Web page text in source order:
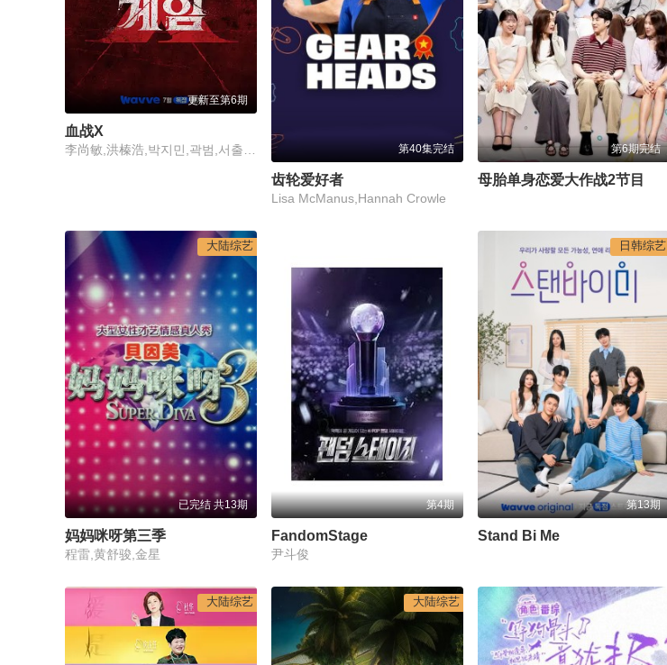
更新至第6期
血战X
第40集完结
齿轮爱好者
Lisa McManus,Hannah Crowle
第6期完结
大陆综艺
已完结 共13期
妈妈咪呀第三季
程雷,黄舒骏,金星
第4期
FandomStage
尹斗俊
日韩综艺
第13期
Stand Bi Me
大陆综艺 大陆综艺